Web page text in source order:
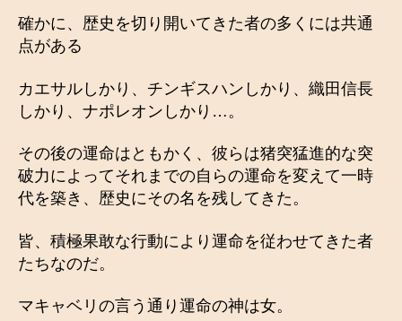
確かに、歴史を切り開いてきた者の多くには共通
点がある
カエサルしかり、チンギスハンしかり、織田信長
しかり、ナポレオンしかり…。
その後の運命はともかく、彼らは猪突猛進的な突
破力によってそれまでの自らの運命を変えて一時
代を築き、歴史にその名を残してきた。
皆、積極果敢な行動により運命を従わせてきた者
たちなのだ。
マキャベリの言う通り運命の神は女。